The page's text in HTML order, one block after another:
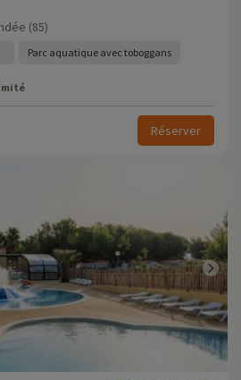
(85)
Parc aquatique avec toboggans
Réserver